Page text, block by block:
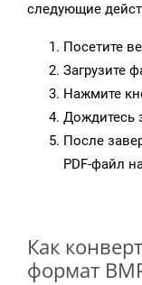
следующие
Посетите
Загрузите
Нажмите
Дождитесь
После
PDF-файл
Как
формат